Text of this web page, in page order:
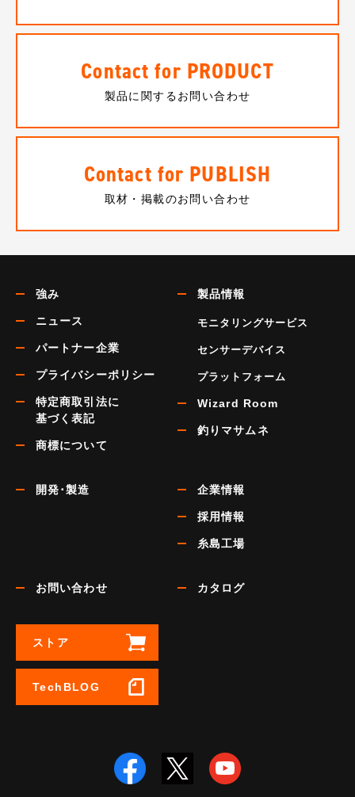
Contact for PRODUCT
製品に関するお問い合わせ
Contact for PUBLISH
取材・掲載のお問い合わせ
強み
ニュース
パートナー企業
プライバシーポリシー
特定商取引法に
基づく表記
商標について
製品情報
モニタリングサービス
センサーデバイス
プラットフォーム
Wizard Room
釣りマサムネ
開発･製造 企業情報
採用情報
糸島工場
お問い合わせ カタログ
ストア
TechBLOG